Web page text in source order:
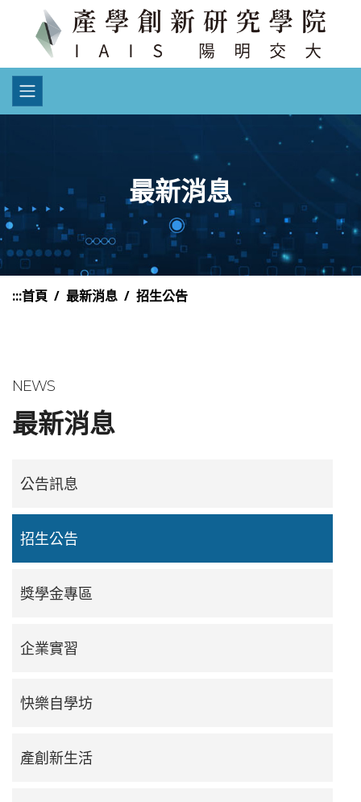
最新消息
:::首頁 最新消息 招生公告
NEWS
最新消息
公告訊息
招生公告
獎學金專區
企業實習
快樂自學坊
產創新生活